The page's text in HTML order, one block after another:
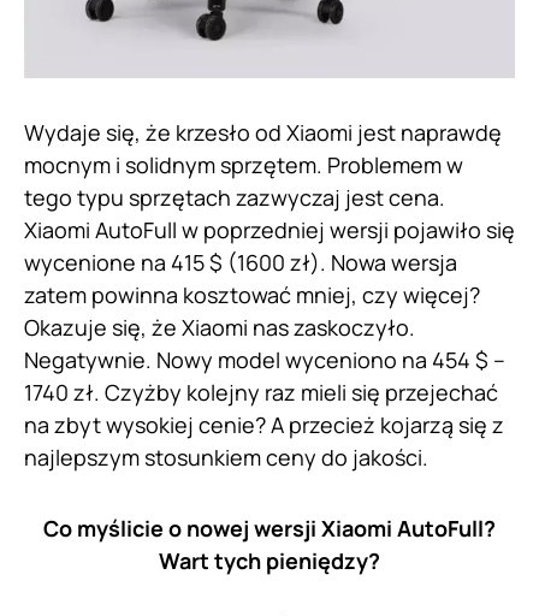
Wydaje się, że krzesło od Xiaomi jest naprawdę
mocnym i solidnym sprzętem. Problemem w
tego typu sprzętach zazwyczaj jest cena.
Xiaomi AutoFull w poprzedniej wersji pojawiło się
wycenione na 415 $ (1600 zł). Nowa wersja
zatem powinna kosztować mniej, czy więcej?
Okazuje się, że Xiaomi nas zaskoczyło.
Negatywnie. Nowy model wyceniono na 454 $ –
1740 zł. Czyżby kolejny raz mieli się przejechać
na zbyt wysokiej cenie? A przecież kojarzą się z
najlepszym stosunkiem ceny do jakości.
Co myślicie o nowej wersji Xiaomi AutoFull?
Wart tych pieniędzy?